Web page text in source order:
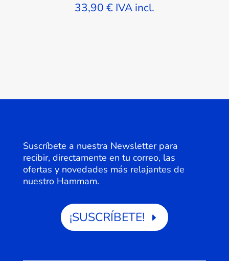
33,90 € IVA incl.
Suscríbete a nuestra Newsletter para
recibir, directamente en tu correo, las
ofertas y novedades más relajantes de
nuestro Hammam.
¡SUSCRÍBETE!